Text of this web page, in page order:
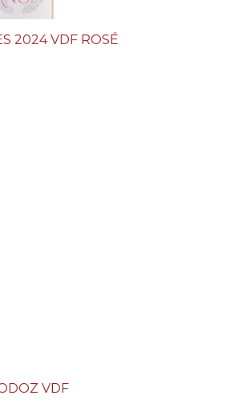
2024 VDF ROSÉ
VDF